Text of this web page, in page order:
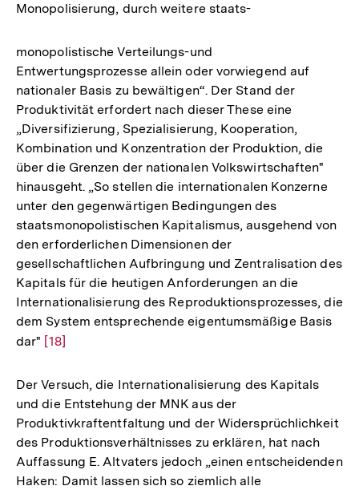
Monopolisierung, durch weitere staats-
monopolistische Verteilungs-und
Entwertungsprozesse allein oder vorwiegend auf
nationaler Basis zu bewältigen“. Der Stand der
Produktivität erfordert nach dieser These eine
„Diversifizierung, Spezialisierung, Kooperation,
Kombination und Konzentration der Produktion, die
über die Grenzen der nationalen Volkswirtschaften"
hinausgeht. „So stellen die internationalen Konzerne
unter den gegenwärtigen Bedingungen des
staatsmonopolistischen Kapitalismus, ausgehend von
den erforderlichen Dimensionen der
gesellschaftlichen Aufbringung und Zentralisation des
Kapitals für die heutigen Anforderungen an die
Internationalisierung des Reproduktionsprozesses, die
dem System entsprechende eigentumsmäßige Basis
dar" Zur
der
Fußnote
[18]
Der Versuch, die Internationalisierung des Kapitals
und die Entstehung der MNK aus der
Produktivkraftentfaltung und der Widersprüchlichkeit
des Produktionsverhältnisses zu erklären, hat nach
Auffassung E. Altvaters jedoch „einen entscheidenden
Haken: Damit lassen sich so ziemlich alle